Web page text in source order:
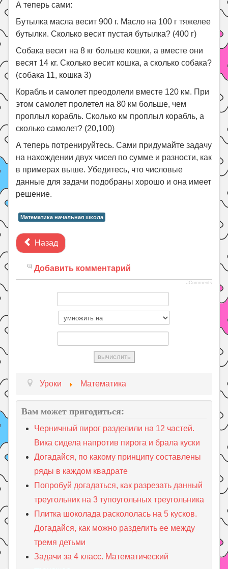
А теперь сами:
Бутылка масла весит 900 г. Масло на 100 г тяжелее
бутылки. Сколько весит пустая бутылка? (400 г)
Собака весит на 8 кг больше кошки, а вместе они
весят 14 кг. Сколько весит кошка, а сколько собака?
(собака 11, кошка 3)
Корабль и самолет преодолели вместе 120 км. При
этом самолет пролетел на 80 км больше, чем
проплыл корабль. Сколько км проплыл корабль, а
сколько самолет? (20,100)
А теперь потренируйтесь. Сами придумайте задачу
на нахождении двух чисел по сумме и разности, как
в примерах выше. Убедитесь, что числовые
данные для задачи подобраны хорошо и она имеет
решение.
Математика начальная школа
Назад
Добавить комментарий
JComments
Уроки Математика
Вам может пригодиться:
Черничный пирог разделили на 12 частей.
Вика сидела напротив пирога и брала куски
Догадайся, по какому принципу составлены
ряды в каждом квадрате
Попробуй догадаться, как разрезать данный
треугольник на 3 тупоугольных треугольника
Плитка шоколада раскололась на 5 кусков.
Догадайся, как можно разделить ее между
тремя детьми
Задачи за 4 класс. Математический